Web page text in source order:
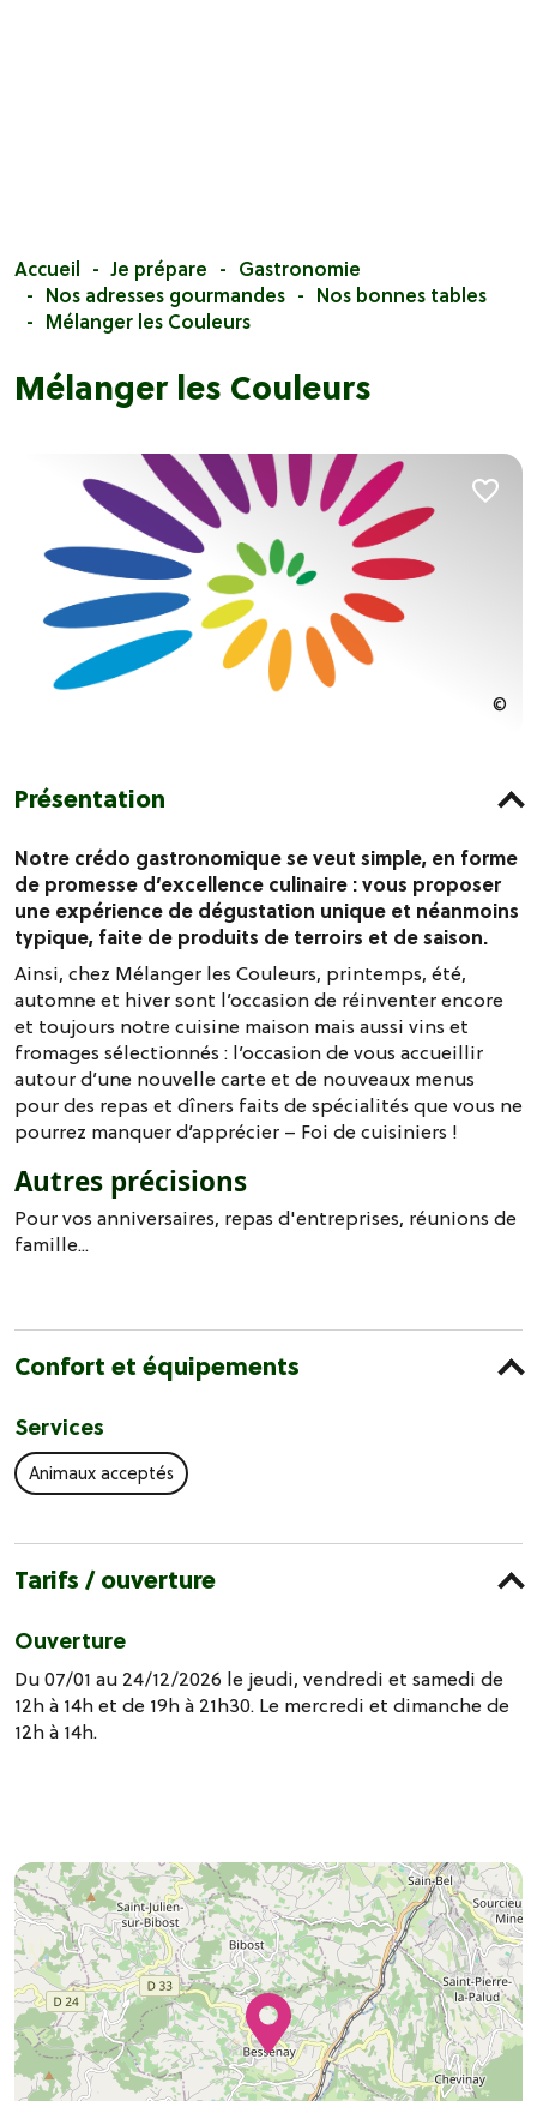
Accueil Je prépare
Gastronomie
Nos adresses gourmandes
Nos bonnes tables
Mélanger les Couleurs
Mélanger les Couleurs
Présentation
Notre crédo gastronomique se veut simple, en forme
de promesse d’excellence culinaire : vous proposer
une expérience de dégustation unique et néanmoins
typique, faite de produits de terroirs et de saison.
Ainsi, chez Mélanger les Couleurs, printemps, été,
automne et hiver sont l’occasion de réinventer encore
et toujours notre cuisine maison mais aussi vins et
fromages sélectionnés : l’occasion de vous accueillir
autour d’une nouvelle carte et de nouveaux menus
pour des repas et dîners faits de spécialités que vous ne
pourrez manquer d’apprécier – Foi de cuisiniers !
Autres précisions
Pour vos anniversaires, repas d'entreprises, réunions de
famille...
Confort et équipements
Services
Animaux acceptés
Tarifs / ouverture
Ouverture
Du 07/01 au 24/12/2026 le jeudi, vendredi et samedi de
12h à 14h et de 19h à 21h30. Le mercredi et dimanche de
12h à 14h.